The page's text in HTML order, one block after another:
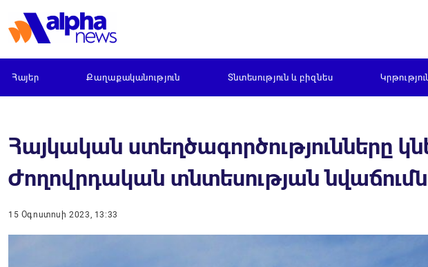
Հայեր Քաղաքականություն Տնտեսություն և բիզնես
Հայկական ստեղծագործությունները
Ժողովրդական տնտեսության
15 Օգոստոսի 2023, 13:33